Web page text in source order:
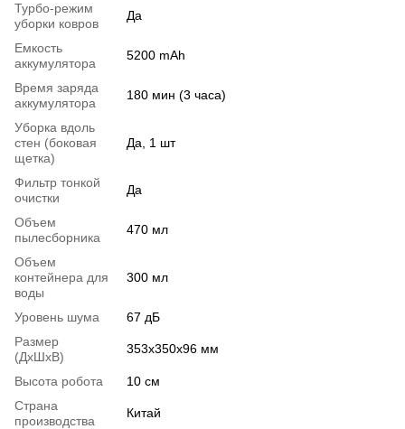
Турбо-режим
уборки ковров
Да
Емкость
аккумулятора
5200 mAh
Время заряда
аккумулятора
180 мин (3 часа)
Уборка вдоль
стен (боковая
щетка)
Да, 1 шт
Фильтр тонкой
очистки
Да
Объем
пылесборника
470 мл
Объем
контейнера для
воды
300 мл
Уровень шума
67 дБ
Размер
(ДхШхВ)
353х350х96 мм
Высота робота
10 см
Страна
производства
Китай